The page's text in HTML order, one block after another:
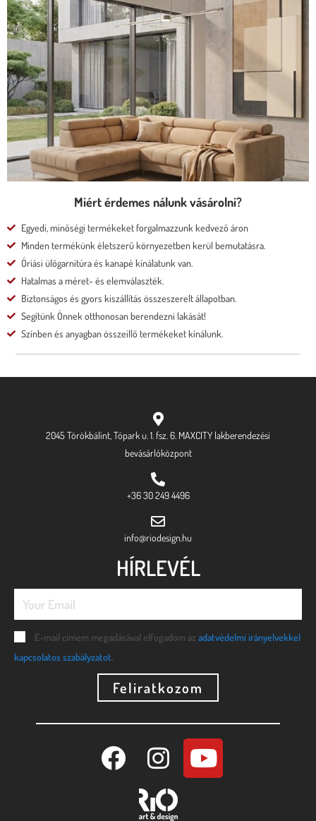
MALAGA ÁLLÍTHATÓ FEJTÁMLÁS ÉS
ÜLÉSMÉLYSÉGŰ KANAPÉ
* kedvező ár
* moduláris rendszer
* motoros állíthatóság
Megnézem
Miért érdemes nálunk vásárolni?
Egyedi, minőségi termékeket forgalmazzunk kedvező áron
Minden termékünk életszerű környezetben kerül bemutatásra.
Óriási ülőgarnitúra és kanapé kínálatunk van.
Hatalmas a méret- és elemválaszték.
Biztonságos és gyors kiszállítás összeszerelt állapotban.
Segítünk Önnek otthonosan berendezni lakását!
Színben és anyagban összeillő termékeket kínálunk.
2045 Törökbálint, Tópark u. 1. fsz. 6. MAXCITY lakberendezési
bevásárlóközpont
+36 30 249 4496
info@riodesign.hu
HÍRLEVÉL
E-mail címem megadásával elfogadom az adatvédelmi irányelvekkel
kapcsolatos szabályzatot.
Feliratkozom